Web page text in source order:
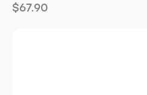
$67.90